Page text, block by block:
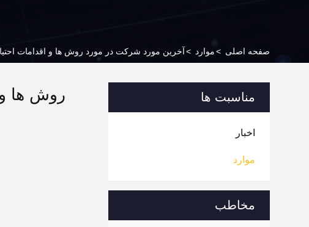
صفحه اصلی >موارد >آخرین مورد شرکت در مورد روش ها و اقدامات
مناسبت ها
اخبار
موارد
مخاطب
روش ها و